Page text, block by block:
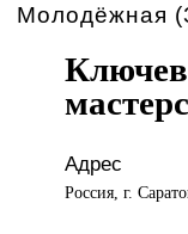
Молодёжная
Адрес
Россия, г.